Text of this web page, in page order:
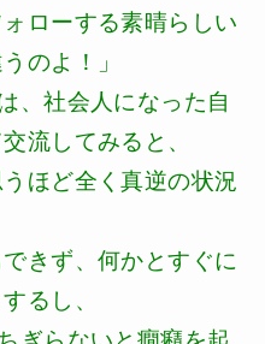
ローする素晴らしい
のよ！」
、社会人になった自
流してみると、
ほど全く真逆の状況
きず、何かとすぐに
るし、